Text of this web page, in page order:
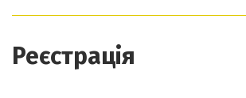
Реєстрація